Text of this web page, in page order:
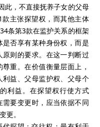
此，不直接抚养子女的父母
主张探望权，而其他主体
条第3款在监护关系的框架
否享有某种身份权，而是
则的要求。在这一判断过
重。在价值衡量层面上，
益、父母监护权、父母个
利益。在探望权行使方式
要变更时，应当依据不同
更。